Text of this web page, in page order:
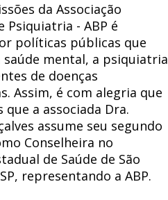
da Associação
Psiquiatria - ABP é
políticas públicas que
saúde mental, a psiquiatria
de doenças
Assim, é com alegria que
a associada Dra.
assume seu segundo
Conselheira no
de Saúde de São
representando a ABP.